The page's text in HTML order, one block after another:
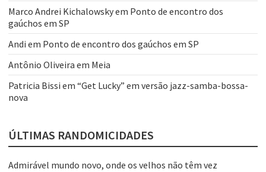
Marco Andrei Kichalowskyem Ponto de encontro dos
gaúchos em SP
Andi em Ponto de encontro dos gaúchos em SP
Antônio Oliveira em Meia
Patricia Bissi em “Get Lucky” em versão jazz-samba-bossa-
nova
ÚLTIMAS RANDOMICIDADES
Admirável mundo novo, onde os velhos não têm vez